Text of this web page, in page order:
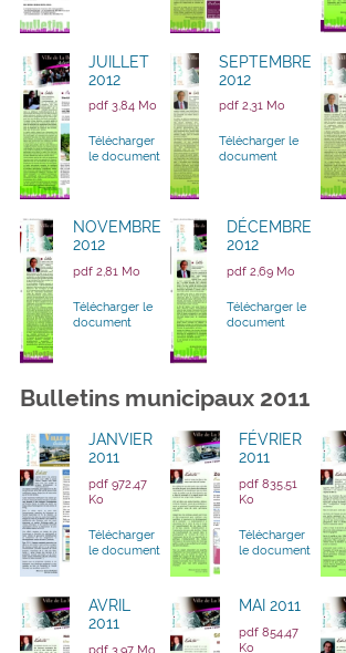
JUILLET
2012
pdf 3,84 Mo
Télécharger
le document
SEPTEMBRE
2012
pdf 2,31 Mo
Télécharger le
document
NOVEMBRE
2012
pdf 2,81 Mo
Télécharger le
document
DÉCEMBRE
2012
pdf 2,69 Mo
Télécharger le
document
Bulletins municipaux 2011
JANVIER
2011
pdf 972,47
Ko
Télécharger
le document
FÉVRIER
2011
pdf 835,51
Ko
Télécharger
le document
AVRIL
2011
pdf 3,97 Mo
MAI 2011
pdf 854,47
Ko